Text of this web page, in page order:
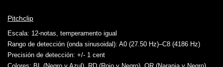
Pitchclip
Escala: 12-notas, temperamento igual
Rango de detección (onda sinusoidal): A0 (27.50 Hz)–C8 (4186 Hz)
Precisión de detección: +/- 1 cent